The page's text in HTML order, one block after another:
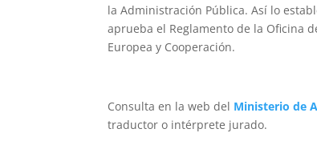
la Administración Pública. Así lo
aprueba el Reglamento de la Oficina
Europea y Cooperación.
Consulta en la web del Ministerio de
traductor o intérprete jurado.